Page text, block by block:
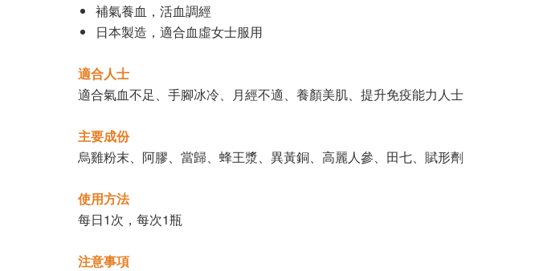
補氣養血，活血調經
日本製造，適合血虛女士服用
適合人士
適合氣血不足、手腳冰冷、月經不適、養顏美肌、提升免疫能力人士
主要成份
烏雞粉末、阿膠、當歸、蜂王漿、異黃銅、高麗人參、田七、賦形劑
使用方法
每日1次，每次1瓶
注意事項